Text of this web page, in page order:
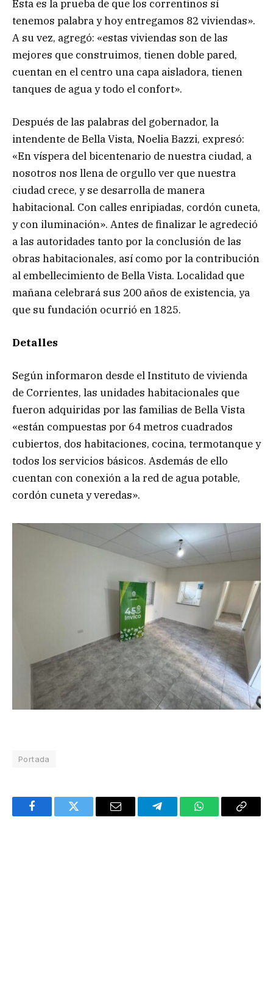
Esta es la prueba de que los correntinos sí
tenemos palabra y hoy entregamos 82 viviendas».
A su vez, agregó: «estas viviendas son de las
mejores que construimos, tienen doble pared,
cuentan en el centro una capa aisladora, tienen
tanques de agua y todo el confort».
Después de las palabras del gobernador, la
intendente de Bella Vista, Noelia Bazzi, expresó:
«En víspera del bicentenario de nuestra ciudad, a
nosotros nos llena de orgullo ver que nuestra
ciudad crece, y se desarrolla de manera
habitacional. Con calles enripiadas, cordón cuneta,
y con iluminación». Antes de finalizar le agredeció
a las autoridades tanto por la conclusión de las
obras habitacionales, así como por la contribución
al embellecimiento de Bella Vista. Localidad que
mañana celebrará sus 200 años de existencia, ya
que su fundación ocurrió en 1825.
Detalles
Según informaron desde el Instituto de vivienda
de Corrientes, las unidades habitacionales que
fueron adquiridas por las familias de Bella Vista
«están compuestas por 64 metros cuadrados
cubiertos, dos habitaciones, cocina, termotanque y
todos los servicios básicos. Asdemás de ello
cuentan con conexión a la red de agua potable,
cordón cuneta y veredas».
Portada
FacebookTwitter Email TelegramWhatsAppCopy